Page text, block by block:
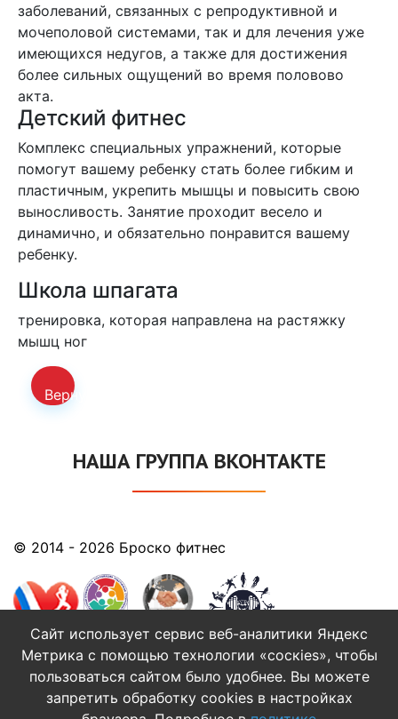
заболеваний, связанных с репродуктивной и
мочеполовой системами, так и для лечения уже
имеющихся недугов, а также для достижения
более сильных ощущений во время половово
акта.
Детский фитнес
Комплекс специальных упражнений, которые
помогут вашему ребенку стать более гибким и
пластичным, укрепить мышцы и повысить свою
выносливость. Занятие проходит весело и
динамично, и обязательно понравится вашему
ребенку.
Школа шпагата
тренировка, которая направлена на растяжку
мышц ног
Вернуться
расписанию
НАША ГРУППА ВКОНТАКТЕ
© 2014 - 2026 Броско фитнес
Создание сайтов
в Оренбурге
Сайт использует сервис веб-аналитики Яндекс
Метрика с помощью технологии «соскіеs», чтобы
пользоваться сайтом было удобнее. Вы можете
запретить обработку cookies в настройках